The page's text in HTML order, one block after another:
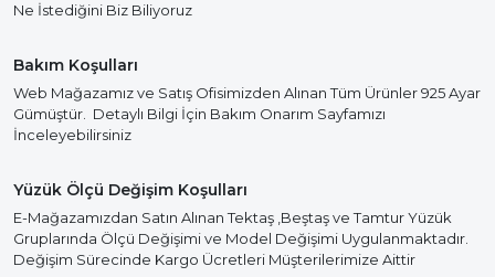
Ne İstediğini Biz Biliyoruz
Bakım Koşulları
Web Mağazamız ve Satış Ofisimizden Alınan Tüm Ürünler 925 Ayar
Gümüştür. Detaylı Bilgi İçin Bakım Onarım Sayfamızı
İnceleyebilirsiniz
Yüzük Ölçü Değişim Koşulları
E-Mağazamızdan Satın Alınan Tektaş ,Beştaş ve Tamtur Yüzük
Gruplarında Ölçü Değişimi ve Model Değişimi Uygulanmaktadır.
Değişim Sürecinde Kargo Ücretleri Müşterilerimize Aittir